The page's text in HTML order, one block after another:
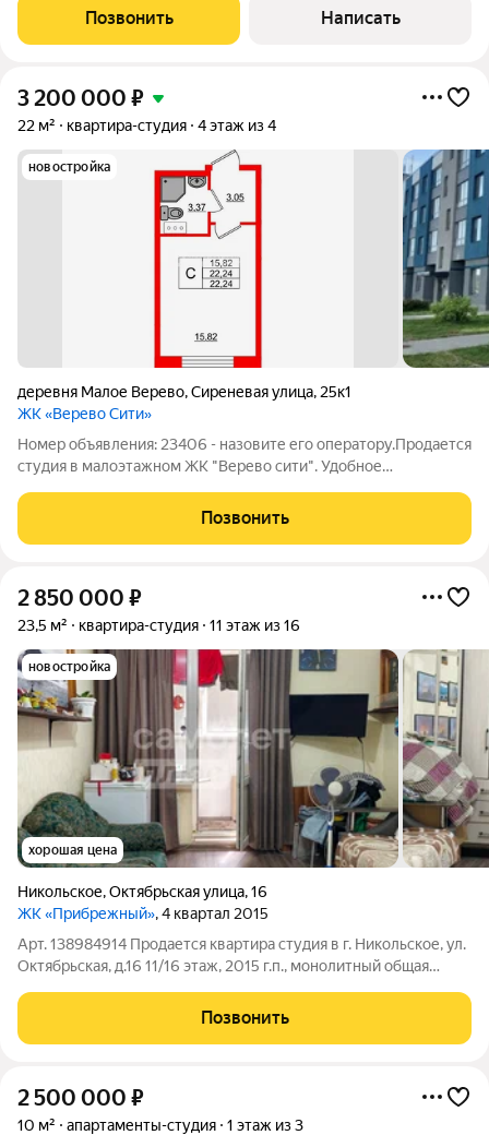
проживания студентов на время учёбы, так и для сдачи в
посуточную аренду, для
Позвонить Написать
3 200 000 ₽
22 м² квартира-студия 4 этаж из 4
новостройка
деревня Малое Верево,Сиреневая улица, 25к1
ЖК «Верево Сити»
Номер объявления: 23406 - назовите его оператору.Продается
студия в малоэтажном ЖК "Верево сити". Удобное
общественного транспорта и магазины в шаговой
доступности. Студия расположена на 4
Позвонить
2 850 000 ₽
23,5 м² квартира-студия 11 этаж из 16
новостройка
хорошая цена
Никольское,Октябрьская улица,16
ЖК «Прибрежный», 4 квартал 2015
Арт. 138984914 Продается квартира студия в г. Никольское, ул.
Октябрьская, д.16 11/16 этаж, 2015 г.п., монолитный общая
развитая инфраструктура. Встречная покупка подобрана цена
2 850 000 рублей
Позвонить
2 500 000 ₽
10 м² апартаменты-студия 1 этаж из 3